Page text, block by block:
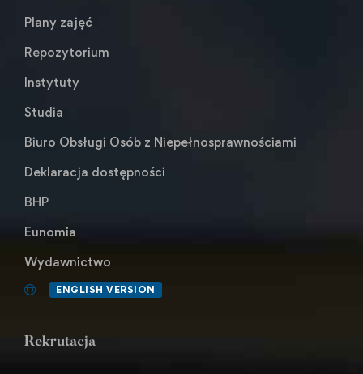
Plany zajęć
Repozytorium
Instytuty
Studia
Biuro Obsługi Osób z Niepełnosprawnościami
Deklaracja dostępności
BHP
Eunomia
Wydawnictwo
ENGLISH VERSION
Rekrutacja